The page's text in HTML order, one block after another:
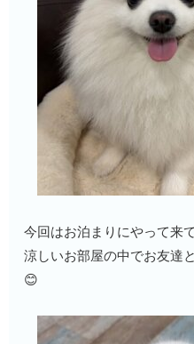
今回はお泊まりにやって来
涼しいお部屋の中でお友達
😊